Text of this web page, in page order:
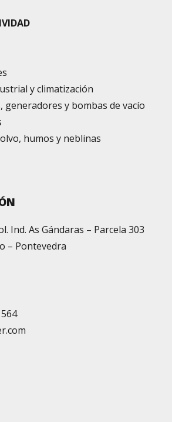
y climatización
generadores y bombas de vacío
humos y neblinas
Ind. As Gándaras – Parcela 303
– Pontevedra